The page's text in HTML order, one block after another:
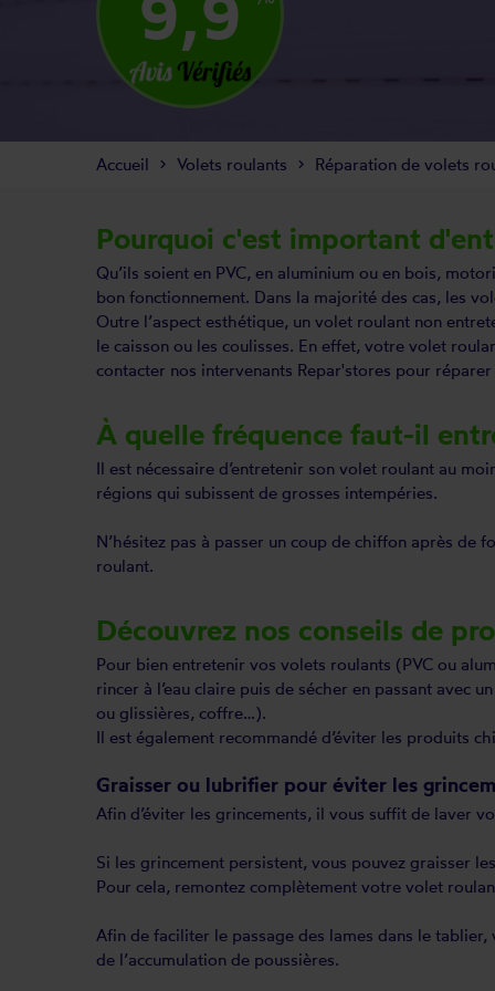
Pourquoi c'est important
Qu’ils soient en PVC, en aluminium ou en bois,
bon fonctionnement. Dans la majorité des cas, les
Outre l’aspect esthétique, un volet roulant non
le caisson ou les coulisses. En effet, votre volet
contacter nos intervenants Repar'stores pour
À quelle fréquence faut-il
Il est nécessaire d’entretenir son volet roulant au
régions qui subissent de grosses intempéries.
N’hésitez pas à passer un coup de chiffon après
roulant.
Découvrez nos conseils de
Pour bien entretenir vos volets roulants (PVC ou
rincer à l’eau claire puis de sécher en passant avec
ou glissières, coffre…).
Il est également recommandé d’éviter les produits
Graisser ou lubrifier pour éviter les
Afin d’éviter les grincements, il vous suffit de laver
Si les grincement persistent, vous pouvez graisser
Pour cela, remontez complètement votre volet
Afin de faciliter le passage des lames dans le
de l’accumulation de poussières.
Accueil Volets roulants Réparation de volets